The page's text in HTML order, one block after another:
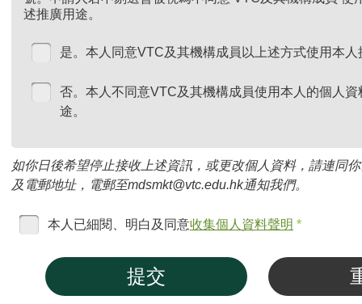
述推廣用途。
是。本人同意VTC及其機構成員以上述方式使用本
否。本人不同意VTC及其機構成員使用本人的個人
途。
如你日後希望停止接收上述資訊，或更改個人資料，請連同
及電郵地址，電郵至mdsmkt@vtc.edu.hk通知我們。
本人已細閱、明白及同意收集個人資料聲明 *
提交